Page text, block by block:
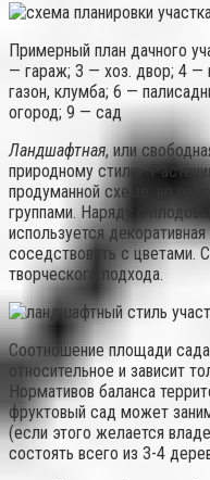
Примерный план дачного
— гараж; 3 — хоз. двор; 4
газон, клумба; 6 —
огород; 9 — сад
Ландшафтная, или
природному стилю.
продуманной схеме, но
группами. Наряду с
используется
соседствовать с цветами.
творческого подхода.
Соотношение площади
относительное и зависит
Нормативов баланса
фруктовый сад может
(если этого желается
состоять всего из 3-4